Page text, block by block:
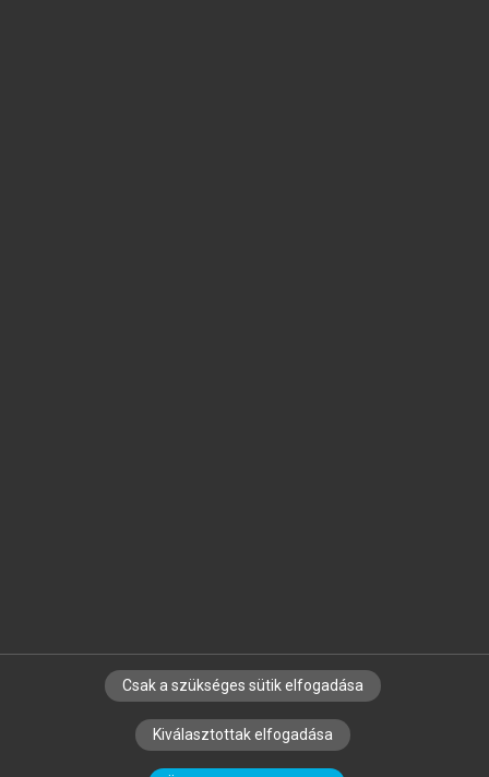
SZERZŐKNEK CÉGEKNEK KÖNYVTÁROSOKNAK
SZERKESZTÉSI ÉS LEKTORÁLÁSI ALAPELVEK
Csak a szükséges sütik elfogadása
Kiválasztottak elfogadása